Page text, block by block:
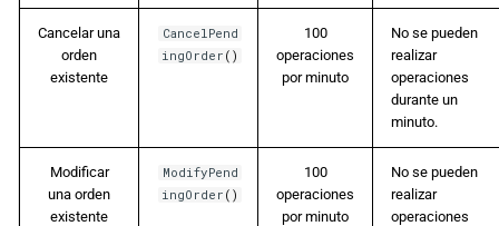
Cancelar una
orden
existente
CancelPend
ingOrder ()
100
operaciones
por minuto
No se pueden
realizar
operaciones
durante un
minuto.
Modificar
una orden
existente
ModifyPend
ingOrder ()
100
operaciones
por minuto
No se pueden
realizar
operaciones